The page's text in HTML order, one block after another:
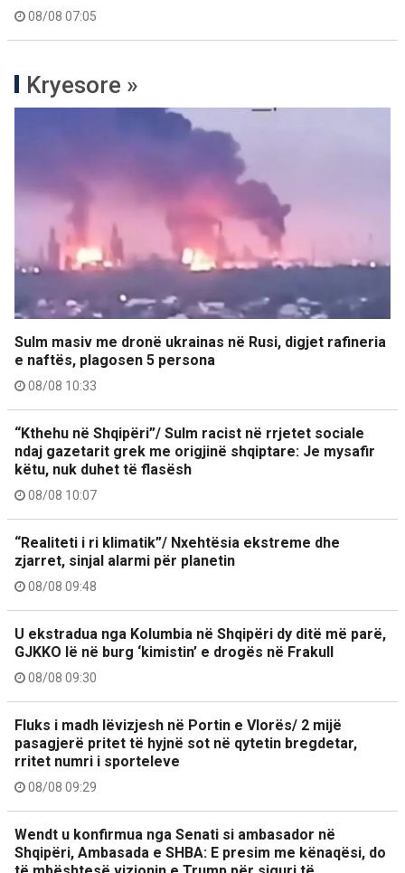
08/08 07:05
Kryesore »
Sulm masiv me dronë ukrainas në Rusi, digjet rafineria
e naftës, plagosen 5 persona
08/08 10:33
“Kthehu në Shqipëri”/ Sulm racist në rrjetet sociale
ndaj gazetarit grek me origjinë shqiptare: Je mysafir
këtu, nuk duhet të flasësh
08/08 10:07
“Realiteti i ri klimatik”/ Nxehtësia ekstreme dhe
zjarret, sinjal alarmi për planetin
08/08 09:48
U ekstradua nga Kolumbia në Shqipëri dy ditë më parë,
GJKKO lë në burg ‘kimistin’ e drogës në Frakull
08/08 09:30
Fluks i madh lëvizjesh në Portin e Vlorës/ 2 mijë
pasagjerë pritet të hyjnë sot në qytetin bregdetar,
rritet numri i sporteleve
08/08 09:29
Wendt u konfirmua nga Senati si ambasador në
Shqipëri, Ambasada e SHBA: E presim me kënaqësi, do